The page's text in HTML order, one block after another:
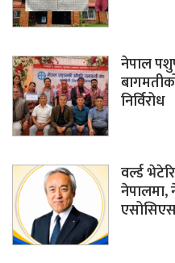
नेपाल
निर्विरोध
वर्ल्ड
नेपालमा,